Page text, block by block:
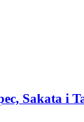
Sakata i